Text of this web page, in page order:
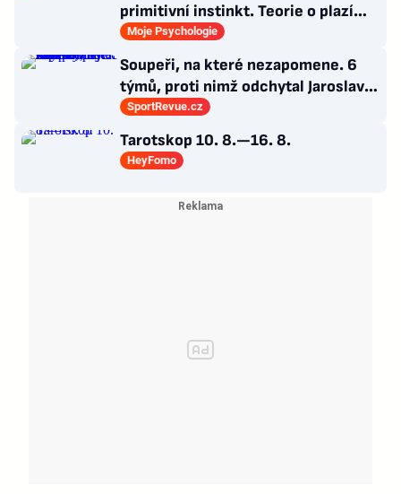
primitivní instinkt. Teorie o plazím
mozku jen dokonalá výmluva
Moje Psychologie
Soupeři, na které nezapomene. 6
týmů, proti nimž odchytal Jaroslav
Drobný nejvíc zápasů v kariéře
SportRevue.cz
Tarotskop 10. 8.—16. 8.
HeyFomo